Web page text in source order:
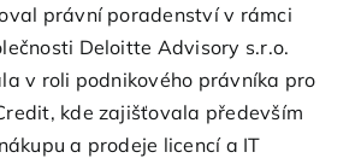
právní poradenství v rámci
Deloitte Advisory s.r.o.
v roli podnikového právníka pro
kde zajišťovala především
a prodeje licencí a IT